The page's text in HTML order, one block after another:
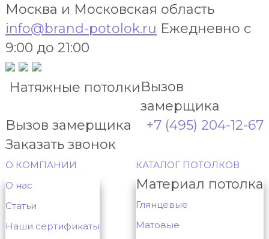
Москва и Московская область
info@brand-potolok.ru Ежедневно с
9:00 до 21:00
Натяжные потолкиВызов
замерщика
+7 (495) 204-12-67
Вызов замерщика
Заказать звонок
О КОМПАНИИ
О нас
Статьи
Наши сертификаты
КАТАЛОГ ПОТОЛКОВ
Материал потолка
Глянцевые
Матовые